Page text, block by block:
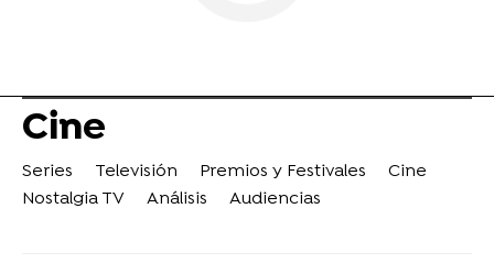
Cine
Series Televisión Premios y Festivales
Cine
Nostalgia TV
Análisis Audiencias